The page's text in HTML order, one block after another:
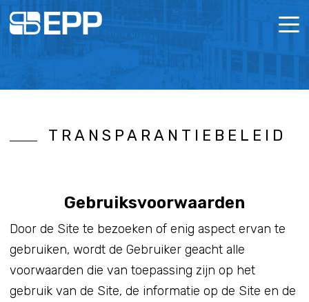
TRANSPARANTIEBELEID
Gebruiksvoorwaarden
Door de Site te bezoeken of enig aspect ervan te
gebruiken, wordt de Gebruiker geacht alle
voorwaarden die van toepassing zijn op het
gebruik van de Site, de informatie op de Site en de
OP ZOEK NAAR RUIMTE?
CONTACT